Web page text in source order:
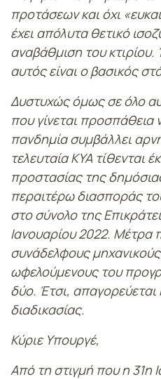
προτάσεων και όχι
έχει απόλυτα θετικό
αναβάθμιση του
αυτός είναι ο βασικός
Δυστυχώς όμως σε όλο
που γίνεται
πανδημία συμβάλλει
τελευταία ΚΥΑ τίθενται
προστασίας της
περαιτέρω διασποράς
στο σύνολο της
Ιανουαρίου 2022. Μέτρα
συνάδελφους
ωφελούμενους του
δύο. Έτσι,
διαδικασίας.
Κύριε Υπουργέ,
Από τη στιγμή που η 31η